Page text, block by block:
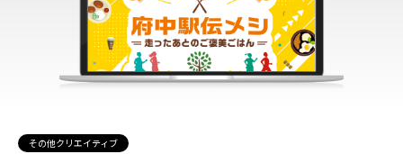
その他クリエイティブ